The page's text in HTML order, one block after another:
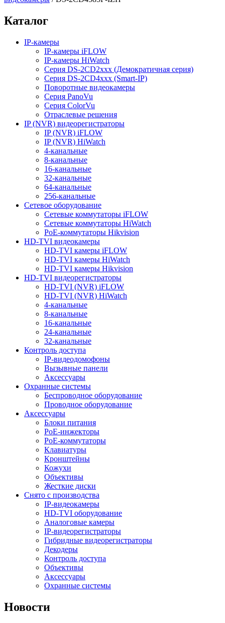
Каталог
IP-камеры
IP-камеры iFLOW
IP-камеры HiWatch
Серия DS-2CD2xxx (Демократичная серия)
Серия DS-2CD4xxx (Smart-IP)
Поворотные видеокамеры
Серия PanoVu
Серия ColorVu
Отраслевые решения
IP (NVR) видеорегистраторы
IP (NVR) iFLOW
IP (NVR) HiWatch
4-канальные
8-канальные
16-канальные
32-канальные
64-канальные
256-канальные
Сетевое оборудование
Сетевые коммутаторы iFLOW
Сетевые коммутаторы HiWatch
PoE-коммутаторы Hikvision
HD-TVI видеокамеры
HD-TVI камеры iFLOW
HD-TVI камеры HiWatch
HD-TVI камеры Hikvision
HD-TVI видеорегистраторы
HD-TVI (NVR) iFLOW
HD-TVI (NVR) HiWatch
4-канальные
8-канальные
16-канальные
24-канальные
32-канальные
Контроль доступа
IP-видеодомофоны
Вызывные панели
Аксессуары
Охранные системы
Беспроводное оборудование
Проводное оборудование
Аксессуары
Блоки питания
PoE-инжекторы
PoE-коммутаторы
Клавиатуры
Кронштейны
Кожухи
Объективы
Жесткие диски
Снято с производства
IP-видеокамеры
HD-TVI оборудование
Аналоговые камеры
IP-видеорегистраторы
Гибридные видеорегистраторы
Декодеры
Контроль доступа
Объективы
Аксессуары
Охранные системы
Новости